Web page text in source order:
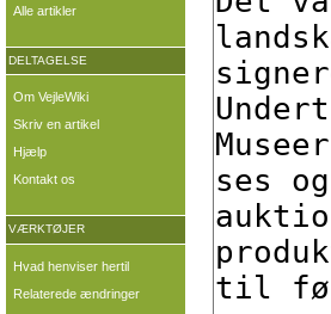
Alle artikler
DELTAGELSE
Om VejleWiki
Skriv en artikel
Hjælp
Kontakt os
VÆRKTØJER
Hvad henviser hertil
Relaterede ændringer